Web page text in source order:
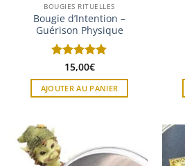
BOUGIES RITUELLES
Bougie d’Intention –
Guérison Physique
Note5sur
5
15,00€
AJOUTER AU PANIER